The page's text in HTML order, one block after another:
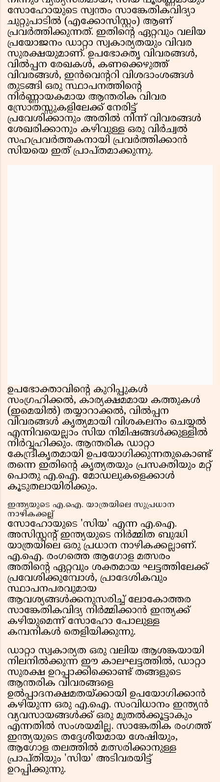
സോഹോയുടെ സ്വന്തം സാങ്കേതികവിദ്യാ
ചുറ്റുപാടിൽ (എക്കോസിസ്റ്റം) ആണ്
പ്രവർത്തിക്കുന്നത്. ഇതിന്റെ ഏറ്റവും വലിയ
പ്രയോജനം ഡാറ്റാ സ്വകാര്യതയും വിവര
സുരക്ഷയുമാണ്. ഉപഭോക്തൃ വിവരങ്ങൾ,
വിൽപ്പന രേഖകൾ, കണക്കെഴുത്ത്
വിവരങ്ങൾ, ഇൻവെന്ററി വിശദാംശങ്ങൾ
തുടങ്ങി ഒരു സ്ഥാപനത്തിന്റെ
നിർണ്ണായകമായ ആന്തരിക വിവര
സ്രോതസ്സുകളിലേക്ക് നേരിട്ട്
പ്രവേശിക്കാനും അതിൽ നിന്ന് വിവരങ്ങൾ
ശേഖരിക്കാനും കഴിവുള്ള ഒരു വിർച്വൽ
സഹപ്രവർത്തകനായി പ്രവർത്തിക്കാൻ
സിയയെ ഇത് പ്രാപ്തമാക്കുന്നു.
ഉപഭോക്താവിന്റെ കുറിപ്പുകൾ
സംഗ്രഹിക്കൽ, കാര്യക്ഷമമായ കത്തുകൾ
(ഇമെയിൽ) തയ്യാറാക്കൽ, വിൽപ്പന
വിവരങ്ങൾ കൃത്യമായി വിശകലനം ചെയ്യൽ
എന്നിവയെല്ലാം സിയ നിമിഷങ്ങൾക്കുള്ളിൽ
നിർവ്വഹിക്കും. ആന്തരിക ഡാറ്റാ
കേന്ദ്രീകൃതമായി ഉപയോഗിക്കുന്നതുകൊണ്ട്
തന്നെ ഇതിന്റെ കൃത്യതയും പ്രസക്തിയും മറ്റ്
പൊതു എ.ഐ. മോഡലുകളെക്കാൾ
കൂടുതലായിരിക്കും.
ഇന്ത്യയുടെ എ.ഐ. യാത്രയിലെ സുപ്രധാന
നാഴികക്കല്ല്
സോഹോയുടെ 'സിയ' എന്ന എ.ഐ.
അസിസ്റ്റന്റ് ഇന്ത്യയുടെ നിർമ്മിത ബുദ്ധി
യാത്രയിലെ ഒരു പ്രധാന നാഴികക്കല്ലാണ്.
എ.ഐ. രംഗത്തെ ആഗോള മത്സരം
അതിന്റെ ഏറ്റവും ശക്തമായ ഘട്ടത്തിലേക്ക്
പ്രവേശിക്കുമ്പോൾ, പ്രാദേശികവും
സ്ഥാപനപരവുമായ
ആവശ്യങ്ങൾക്കനുസരിച്ച് ലോകോത്തര
സാങ്കേതികവിദ്യ നിർമ്മിക്കാൻ ഇന്ത്യക്ക്
കഴിയുമെന്ന് സോഹോ പോലുള്ള
കമ്പനികൾ തെളിയിക്കുന്നു.
ഡാറ്റാ സ്വകാര്യത ഒരു വലിയ ആശങ്കയായി
നിലനിൽക്കുന്ന ഈ കാലഘട്ടത്തിൽ, ഡാറ്റാ
സുരക്ഷ ഉറപ്പാക്കിക്കൊണ്ട് തങ്ങളുടെ
ആന്തരിക വിവരങ്ങളെ
ഉൽപ്പാദനക്ഷമതയ്ക്കായി ഉപയോഗിക്കാൻ
കഴിയുന്ന ഒരു എ.ഐ. സംവിധാനം ഇന്ത്യൻ
വ്യവസായങ്ങൾക്ക് ഒരു മുതൽക്കൂട്ടാകും
എന്നതിൽ സംശയമില്ല. സാങ്കേതിക രംഗത്ത്
ഇന്ത്യയുടെ തദ്ദേശീയമായ ശേഷിയും,
ആഗോള തലത്തിൽ മത്സരിക്കാനുള്ള
പ്രാപ്തിയും 'സിയ' അടിവരയിട്ട്
ഉറപ്പിക്കുന്നു.